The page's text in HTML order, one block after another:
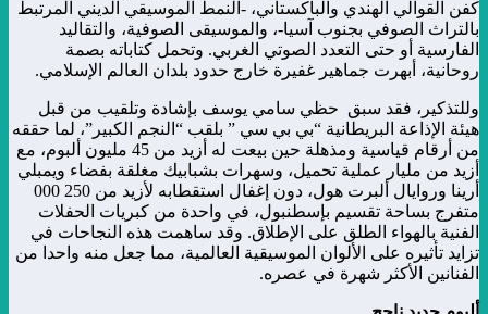
كفن القوالي الهندي والباكستاني، -النمط الموسيقي الديني المرتبط
بالتراث الصوفي بجنوب آسيا-، والموسيقى الصوفية، والتقاليد
الفارسية أو حتى التعدد الصوتي الغربي. وتحمل كتاباته بصمة
روحانية، أبهرت جماهير غفيرة خارج حدود بلدان العالم الإسلامي.
وللتذكير، فقد سبق حظي سامي يوسف بإشادة وتلقيب من قبل
هيئة الإذاعة البريطانية “بي بي سي ” بلقب “النجم الكبير”، لما حققه
من أرقام قياسية ومذهلة حين بيعت له أزيد من 45 مليون ألبوم، مع
أزيد من مليار عملية تحميل، وسهرات بشبابيك مغلقة بفضاء ويمبلي
أرينا وروايال ألبرت هول، دون إغفال استقطابه لأزيد من 000 250
متفرج بساحة تقسيم بإسطنبول، في واحدة من كبريات الحفلات
الفنية بالهواء الطلق على الإطلاق. وقد ساهمت هذه النجاحات في
تزايد تأثيره على الألوان الموسيقية العالمية، مما جعل منه واحدا من
الفنانين الأكثر شهرة في عصره.